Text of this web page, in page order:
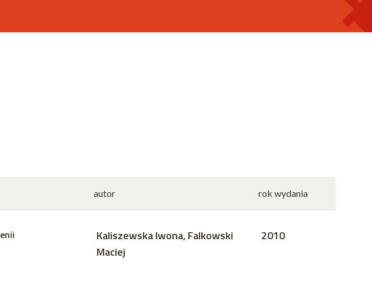
autor rok wydania
Kaliszewska Iwona, Falkowski
Maciej
2010